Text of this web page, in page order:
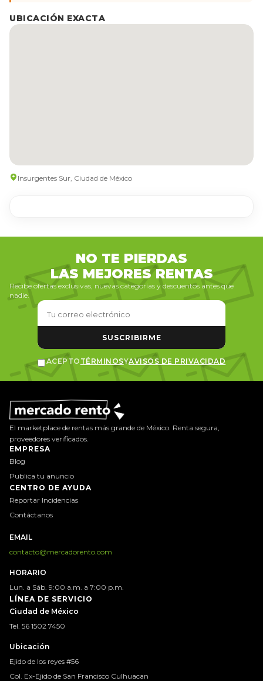
UBICACIÓN EXACTA
Insurgentes Sur, Ciudad de México
NO TE PIERDAS
LAS MEJORES RENTAS
Recibe ofertas exclusivas, nuevas categorías y descuentos antes que
nadie.
SUSCRIBIRME
ACEPTO TÉRMINOSYAVISOS DE PRIVACIDAD
El marketplace de rentas más grande de México. Renta segura,
proveedores verificados.
EMPRESA
Blog
Publica tu anuncio
CENTRO DE AYUDA
Reportar Incidencias
Contáctanos
EMAIL
contacto@mercadorento.com
HORARIO
Lun. a Sáb. 9:00 a.m. a 7:00 p.m.
LÍNEA DE SERVICIO
Ciudad de México
Tel. 56 1502 7450
Ubicación
Ejido de los reyes #56
Col. Ex-Ejido de San Francisco Culhuacan